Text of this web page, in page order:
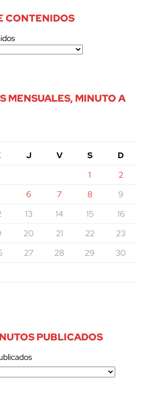
CONTENIDOS
MENSUALES, MINUTO A
J V S
D
1
2
6 7 8
9
13 14 15
16
20 21 22
23
27 28 29
30
PUBLICADOS